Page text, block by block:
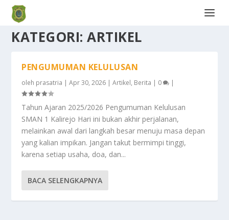
KATEGORI:ARTIKEL
PENGUMUMAN KELULUSAN
oleh prasatria |Apr 30, 2026 |Artikel, Berita | 0 |
Tahun Ajaran 2025/2026 Pengumuman Kelulusan
SMAN 1 Kalirejo Hari ini bukan akhir perjalanan,
melainkan awal dari langkah besar menuju masa depan
yang kalian impikan. Jangan takut bermimpi tinggi,
karena setiap usaha, doa, dan...
BACA SELENGKAPNYA